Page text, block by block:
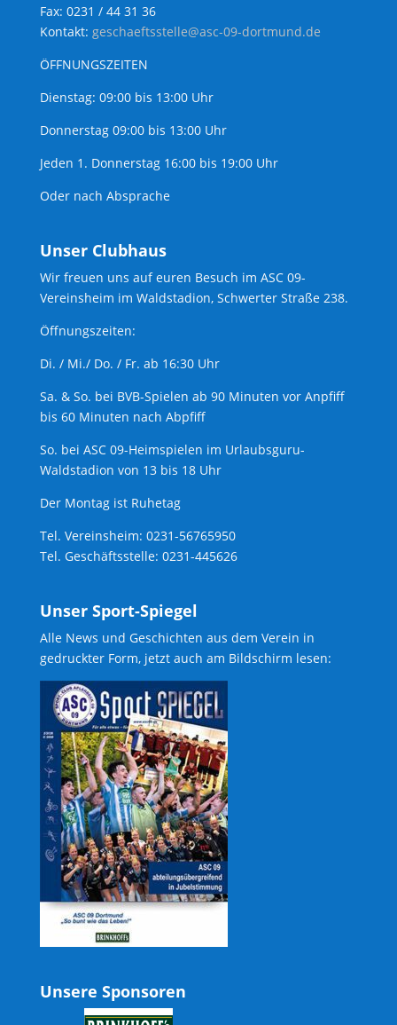
Fax: 0231 / 44 31 36
Kontakt: geschaeftsstelle@asc-09-dortmund.de
ÖFFNUNGSZEITEN
Dienstag: 09:00 bis 13:00 Uhr
Donnerstag 09:00 bis 13:00 Uhr
Jeden 1. Donnerstag 16:00 bis 19:00 Uhr
Oder nach Absprache
Unser Clubhaus
Wir freuen uns auf euren Besuch im ASC 09-
Vereinsheim im Waldstadion, Schwerter Straße 238.
Öffnungszeiten:
Di. / Mi./ Do. / Fr. ab 16:30 Uhr
Sa. & So. bei BVB-Spielen ab 90 Minuten vor Anpfiff
bis 60 Minuten nach Abpfiff
So. bei ASC 09-Heimspielen im Urlaubsguru-
Waldstadion von 13 bis 18 Uhr
Der Montag ist Ruhetag
Tel. Vereinsheim: 0231-56765950
Tel. Geschäftsstelle: 0231-445626
Unser Sport-Spiegel
Alle News und Geschichten aus dem Verein in
gedruckter Form, jetzt auch am Bildschirm lesen:
Unsere Sponsoren